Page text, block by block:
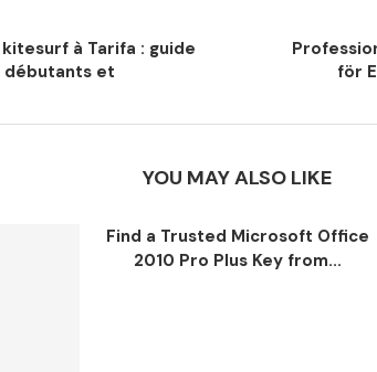
à Tarifa : guide
et
för
YOU MAY ALSO LIKE
Find a Trusted Microsoft Office
2010 Pro Plus Key from...